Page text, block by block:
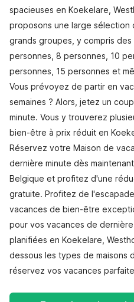
spacieuses en Koekelare,
proposons une large
grands groupes, y compris
personnes, 8 personnes, 10
personnes, 15 personnes et
Vous prévoyez de partir en
semaines ? Alors, jetez un
minute. Vous y trouverez
bien-être à prix réduit en
Réservez votre Maison de
dernière minute dès
Belgique et profitez d'une
gratuite. Profitez de
vacances de bien-être
pour vos vacances de
planifiées en Koekelare,
dessous les types de maisons
réservez vos vacances